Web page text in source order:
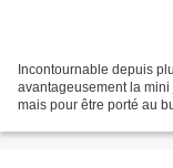
Incontournable depuis
avantageusement la
mais pour être porté au